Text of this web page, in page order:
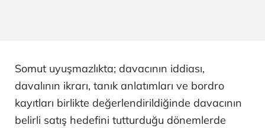
Somut uyuşmazlıkta; davacının iddiası,
davalının ikrarı, tanık anlatımları ve bordro
kayıtları birlikte değerlendirildiğinde davacının
belirli satış hedefini tutturduğu dönemlerde